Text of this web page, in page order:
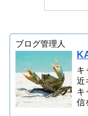
ブログ管理人
キ
近
キ
信